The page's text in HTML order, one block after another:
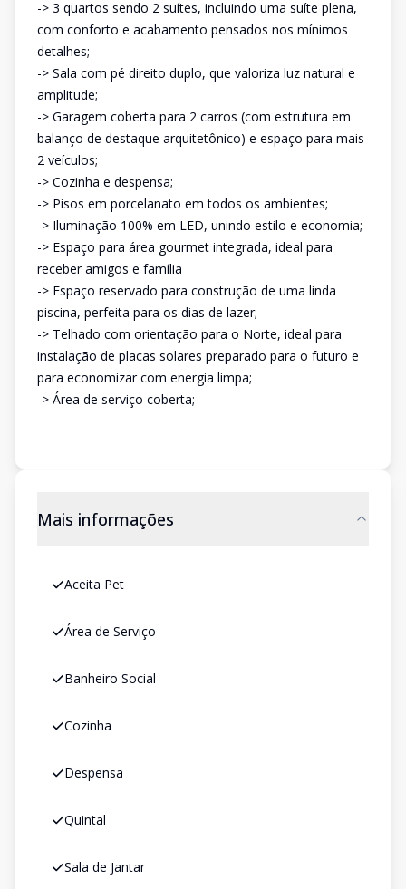
-> 3 quartos sendo 2 suítes, incluindo uma suíte plena,
com conforto e acabamento pensados nos mínimos
detalhes;
-> Sala com pé direito duplo, que valoriza luz natural e
amplitude;
-> Garagem coberta para 2 carros (com estrutura em
balanço de destaque arquitetônico) e espaço para mais
2 veículos;
-> Cozinha e despensa;
-> Pisos em porcelanato em todos os ambientes;
-> Iluminação 100% em LED, unindo estilo e economia;
-> Espaço para área gourmet integrada, ideal para
receber amigos e família
-> Espaço reservado para construção de uma linda
piscina, perfeita para os dias de lazer;
-> Telhado com orientação para o Norte, ideal para
instalação de placas solares preparado para o futuro e
para economizar com energia limpa;
-> Área de serviço coberta;
Mais informações
Aceita Pet
Área de Serviço
Banheiro Social
Cozinha
Despensa
Quintal
Sala de Jantar